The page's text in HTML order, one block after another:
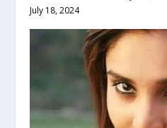
July 18, 2024